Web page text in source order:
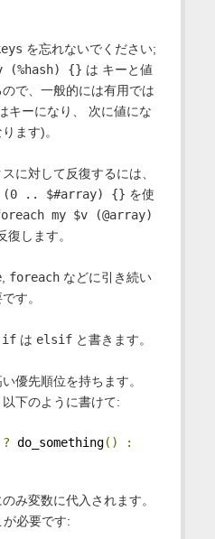
を忘れないでください;
(%hash) {} は キーと値
で、一般的には有用では
キーになり、 次に値にな
ます)。
に対して反復するには、
(0 .. $#array) {} を使
my $v (@array)
復します。
, foreachなどに引き続い
す。
ifは elsifと書きます。
優先順位を持ちます。
下のように書けて:
? do_something()
:
み変数に代入されます。
必要です: